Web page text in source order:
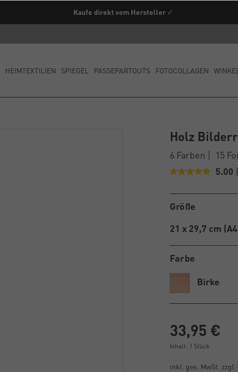
Kaufe direkt vom Hersteller ✓
HEIMTEXTILIEN SPIEGEL PASSEPARTOUTS FOTOCOLLAGEN
Holz
6 Farben
15
5.00
Größe
21 x 29,7 cm
Farbe
Birke
33,95 €
Inhalt: 1 Stück
inkl. ges. MwSt. zzgl.